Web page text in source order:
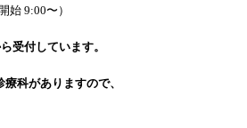
始 9:00〜）
受付しています。
科がありますので、